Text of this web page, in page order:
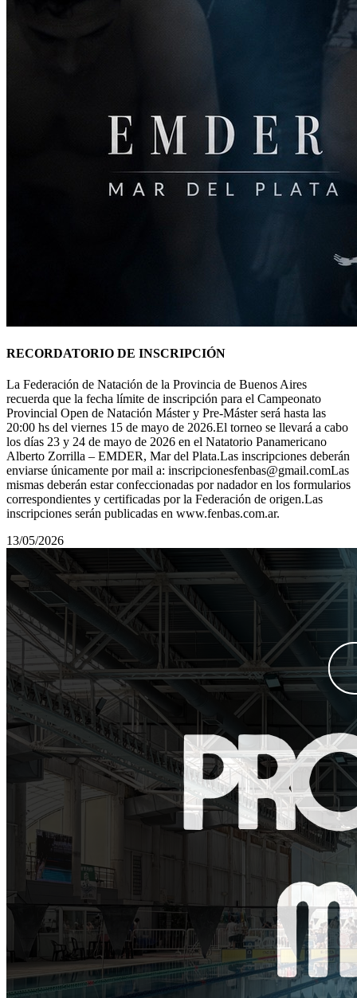
RECORDATORIO DE INSCRIPCIÓN
La Federación de Natación de la Provincia de Buenos Aires
recuerda que la fecha límite de inscripción para el Campeonato
Provincial Open de Natación Máster y Pre-Máster será hasta las
20:00 hs del viernes 15 de mayo de 2026.El torneo se llevará a cabo
los días 23 y 24 de mayo de 2026 en el Natatorio Panamericano
Alberto Zorrilla – EMDER, Mar del Plata.Las inscripciones deberán
enviarse únicamente por mail a: inscripcionesfenbas@gmail.comLas
mismas deberán estar confeccionadas por nadador en los formularios
correspondientes y certificadas por la Federación de origen.Las
inscripciones serán publicadas en www.fenbas.com.ar.
13/05/2026